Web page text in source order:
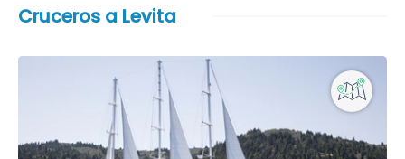
Cruceros a Levita